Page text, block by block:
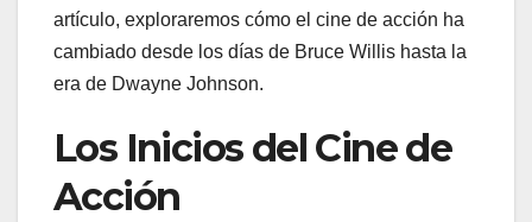
artículo, exploraremos cómo el cine de acción ha
cambiado desde los días de Bruce Willis hasta la
era de Dwayne Johnson.
Los Inicios del Cine de
Acción